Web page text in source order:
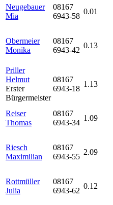
Neugebauer
Mia
08167
6943-58
0.01
Obermeier
Monika
08167
6943-42
0.13
Priller
Helmut
Erster
Bürgermeister
08167
6943-18
1.13
Reiser
Thomas
08167
6943-34
1.09
Riesch
Maximilian
08167
6943-55
2.09
Rottmüller
Julia
08167
6943-62
0.12